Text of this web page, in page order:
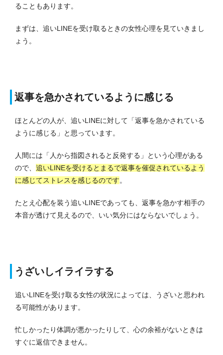
ることもあります。
まずは、追いLINEを受け取るときの女性心理を見ていきまし
ょう。
返事を急かされているように感じる
ほとんどの人が、追いLINEに対して「返事を急かされている
ように感じる」と思っています。
人間には「人から指図されると反発する」という心理がある
ので、 追いLINEを受けるとまるで返事を催促されているよう
に感じてストレスを感じるのです。
たとえ心配を装う追いLINEであっても、返事を急かす相手の
本音が透けて見えるので、いい気分にはならないでしょう。
うざいしイライラする
追いLINEを受け取る女性の状況によっては、うざいと思われ
る可能性があります。
忙しかったり体調が悪かったりして、心の余裕がないときは
すぐに返信できません。